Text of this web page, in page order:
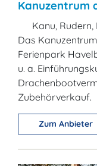
Kanuzentrum
Kanu,
Das
Ferienpark
u. a.
Zubehörverkauf.
Zum Anbieter